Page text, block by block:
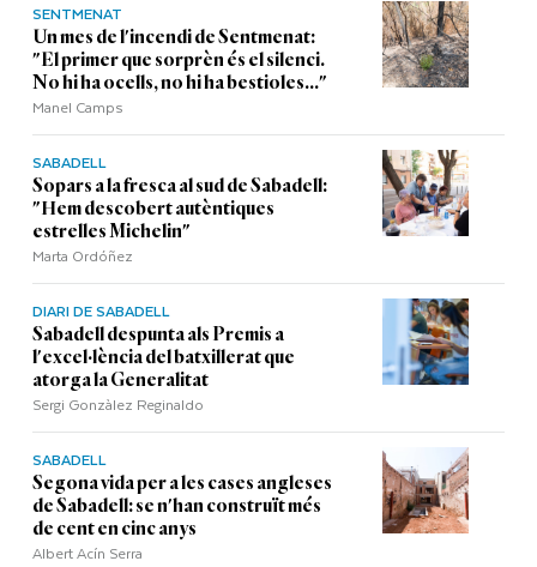
SENTMENAT
Un mes de l'incendi de Sentmenat:
"El primer que sorprèn és el silenci.
No hi ha ocells, no hi ha bestioles..."
Manel Camps
SABADELL
Sopars a la fresca al sud de Sabadell:
"Hem descobert autèntiques
estrelles Michelin"
Marta Ordóñez
DIARI DE SABADELL
Sabadell despunta als Premis a
l'excel·lència del batxillerat que
atorga la Generalitat
Sergi Gonzàlez Reginaldo
SABADELL
Segona vida per a les cases angleses
de Sabadell: se n'han construït més
de cent en cinc anys
Albert Acín Serra